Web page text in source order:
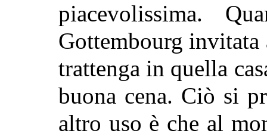
piacevolissima.
Gottembourg invitata
trattenga in quella
buona cena. Ciò si
altro uso è che al